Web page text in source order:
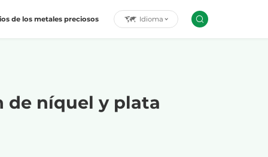
de los metales preciosos Idioma
de níquel y plata